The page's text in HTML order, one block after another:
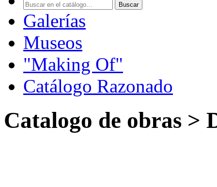
Buscar
Galerías
Museos
"Making Of"
Catálogo Razonado
Catalogo de obras >